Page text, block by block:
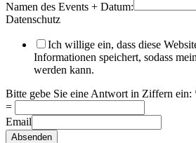
Namen des Events + Datum:
Datenschutz
Ich willige ein, dass diese
Informationen speichert, sodass
werden kann.
Bitte gebe Sie eine Antwort in Ziffern ein:
=
Email
Absenden